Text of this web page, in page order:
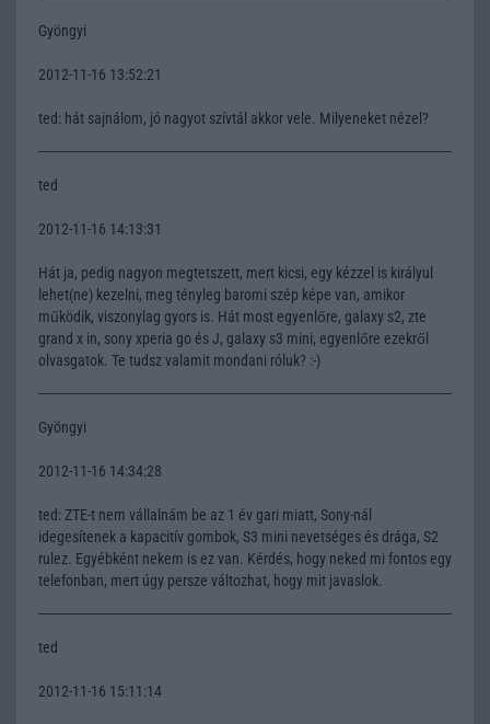
Gyöngyi
2012-11-16 13:52:21
ted: hát sajnálom, jó nagyot szívtál akkor vele. Milyeneket nézel?
ted
2012-11-16 14:13:31
Hát ja, pedig nagyon megtetszett, mert kicsi, egy kézzel is királyul
lehet(ne) kezelni, meg tényleg baromi szép képe van, amikor
működik, viszonylag gyors is. Hát most egyenlőre, galaxy s2, zte
grand x in, sony xperia go és J, galaxy s3 mini, egyenlőre ezekről
olvasgatok. Te tudsz valamit mondani róluk? :-)
Gyöngyi
2012-11-16 14:34:28
ted: ZTE-t nem vállalnám be az 1 év gari miatt, Sony-nál
idegesítenek a kapacitív gombok, S3 mini nevetséges és drága, S2
rulez. Egyébként nekem is ez van. Kérdés, hogy neked mi fontos egy
telefonban, mert úgy persze változhat, hogy mit javaslok.
ted
2012-11-16 15:11:14